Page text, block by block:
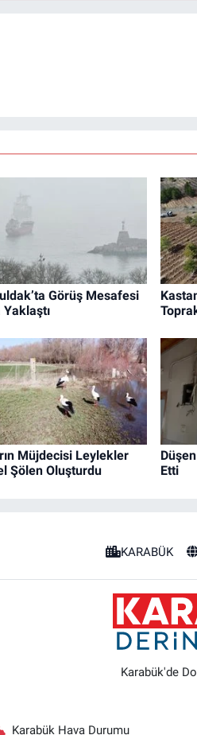
Görüş Mesafesi
Yaklaştı
Müjdecisi Leylekler
Şölen Oluşturdu
Etti
KARABÜK
Karabük'de
Karabük Hava Durumu